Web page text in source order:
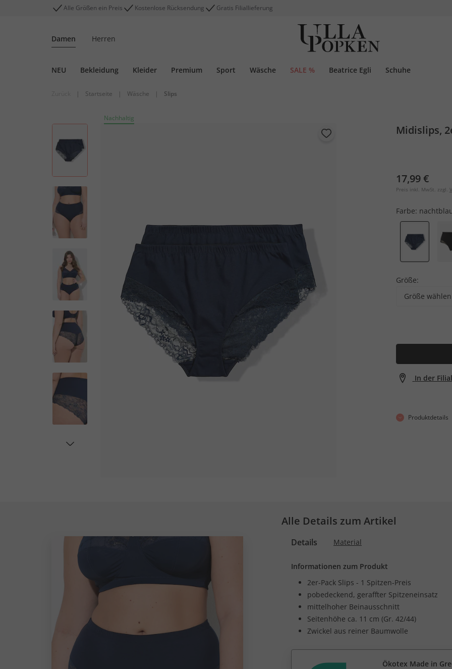
Alle Größen ein Preis Kostenlose Rücksendung Gratis Filiallieferung
Damen Herren
NEU Bekleidung Kleider Premium Sport Wäsche SALE % Beatrice Egli Schuhe
| Startseite | Wäsche | Slips
Nachhaltig
Midislips,
17,99 €
Preis inkl. MwSt. zzgl.
Farbe:
Größe:
Größe wählen
In der
Produktdetails
Alle Details zum Artikel
Details Material
Informationen zum Produkt
2er-Pack Slips - 1 Spitzen-Preis
pobedeckend, geraffter Spitzeneinsatz
mittelhoher Beinausschnitt
Seitenhöhe ca. 11 cm (Gr. 42/44)
Zwickel aus reiner Baumwolle
Ökotex Made in